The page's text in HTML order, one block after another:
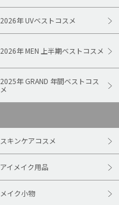
2026年 UVベストコスメ
2026年 MEN 上半期ベストコスメ
2025年 GRAND 年間ベストコス
メ
スキンケアコスメ
アイメイク用品
メイク小物